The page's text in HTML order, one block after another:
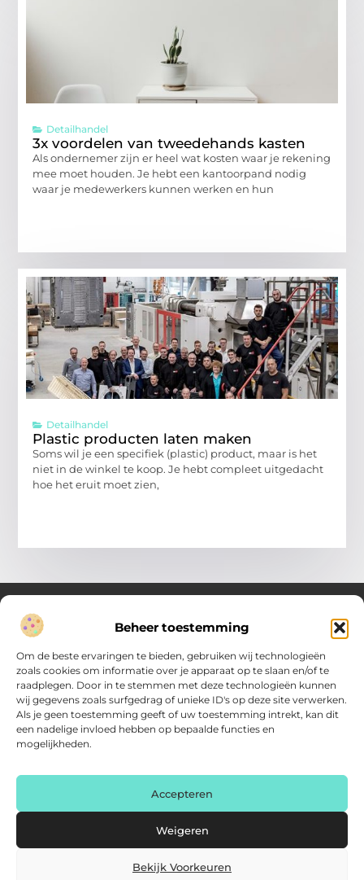
Beheer toestemming
Om de beste ervaringen te bieden, gebruiken wij technologieën
zoals cookies om informatie over je apparaat op te slaan en/of te
raadplegen. Door in te stemmen met deze technologieën kunnen
wij gegevens zoals surfgedrag of unieke ID's op deze site verwerken.
Als je geen toestemming geeft of uw toestemming intrekt, kan dit
een nadelige invloed hebben op bepaalde functies en
mogelijkheden.
Accepteren
Weigeren
Bekijk Voorkeuren
Detailhandel
3x voordelen van tweedehands kasten
Als ondernemer zijn er heel wat kosten waar je rekening
mee moet houden. Je hebt een kantoorpand nodig
waar je medewerkers kunnen werken en hun
Detailhandel
Plastic producten laten maken
Soms wil je een specifiek (plastic) product, maar is het
niet in de winkel te koop. Je hebt compleet uitgedacht
hoe het eruit moet zien,
Inzicht en inspiratie voor jouw dagelijkse keuzes
Ontdek gevarieerde content vol praktische tips, doordachte
inzichten en vernieuwende ideeën. Alles wat je nodig hebt om
met meer overzicht.